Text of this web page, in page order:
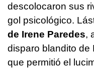
descolocaron sus
gol psicológico.
de Irene Paredes,
disparo blandito de
que permitió el